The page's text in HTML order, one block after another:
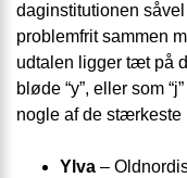
daginstitutionen
problemfrit sammen
udtalen ligger tæt på
bløde “y”, eller som
nogle af de stærkeste
Ylva –